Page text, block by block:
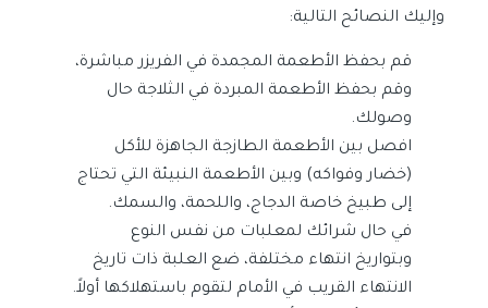
وإليك النصائح التالية:
قم بحفظ الأطعمة المجمدة في الفريزر مباشرة،
وقم بحفظ الأطعمة المبردة في الثلاجة حال
وصولك.
افصل بين الأطعمة الطازجة الجاهزة للأكل
(خضار وفواكه) وبين الأطعمة النبيئة التي تحتاج
إلى طبيخ خاصة الدجاج، واللحمة، والسمك.
في حال شرائك لمعلبات من نفس النوع
وبتواريخ انتهاء مختلفة، ضع العلبة ذات تاريخ
الانتهاء القريب في الأمام لتقوم باستهلاكها أولاً.